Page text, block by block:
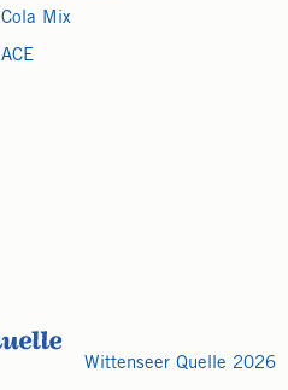
Cola Mix
ACE
Wittenseer Quelle 2026